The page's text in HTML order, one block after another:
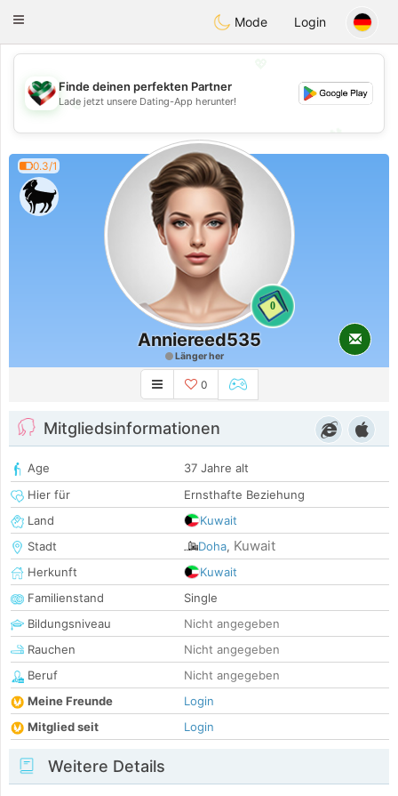
KuwaitChat
Toggle
Mode Login
💖
💕
💕
Finde deinen perfekten Partner
Lade jetzt unsere Dating-App herunter!
0.3/1
0
Anniereed535
Länger her
0
Mitgliedsinformationen
Age
37 Jahre alt
Hier für
Ernsthafte Beziehung
Land
Kuwait
Stadt
Doha, Kuwait
Herkunft
Kuwait
Familienstand
Single
Bildungsniveau
Nicht angegeben
Rauchen
Nicht angegeben
Beruf
Nicht angegeben
Meine Freunde
Login
Mitglied seit
Login
Weitere Details